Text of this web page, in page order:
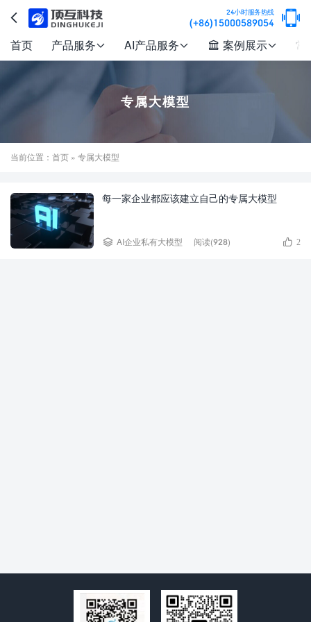
 24小时服务热线
(+86)15000589054 
首页 产品服务 AI产品服务  案例展示 常
专属大模型
当前位置： 首页 » 专属大模型
每一家企业都应该建立自己的专属大模型
 AI企业私有大模型 阅读(928)  2